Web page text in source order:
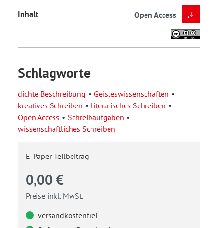
Inhalt Open Access
Schlagworte
dichte Beschreibung
Geisteswissenschaften
kreatives Schreiben
literarisches Schreiben
Open Access
Schreibaufgaben
wissenschaftliches Schreiben
E-Paper-Teilbeitrag
0,00 €
Preise inkl. MwSt.
versandkostenfrei